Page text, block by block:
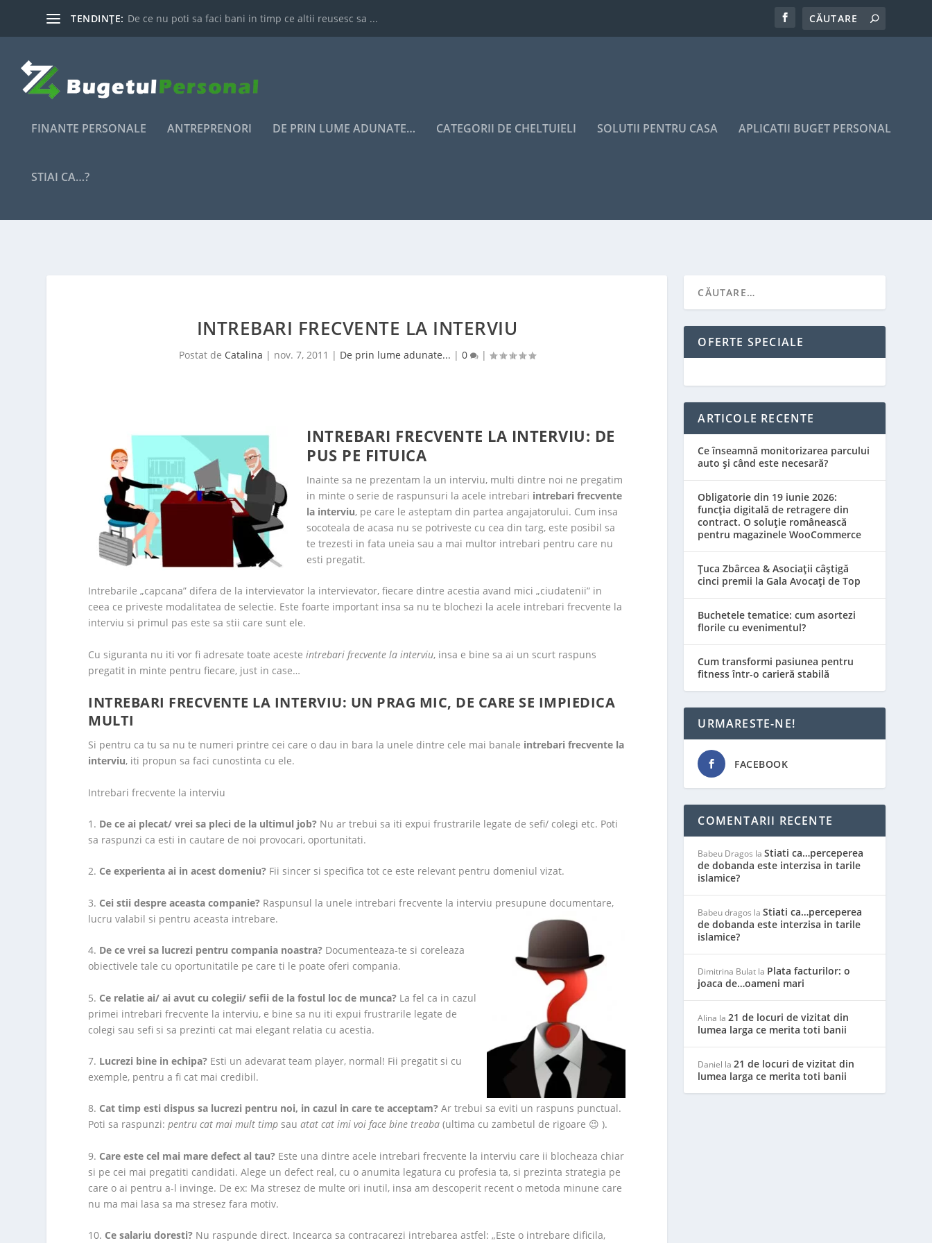
TENDINȚE: De ce nu poti sa faci bani in timp ce altii reusesc sa ...
FINANTE PERSONALE ANTREPRENORI DE PRIN LUME ADUNATE… CATEGORII DE CHELTUIELI SOLUTII PENTRU CASA APLICATII BUGET PERSONAL
STIAI CA…?
INTREBARI FRECVENTE LA INTERVIU
Postat de Catalina | nov. 7, 2011 | De prin lume adunate... | 0 |
INTREBARI FRECVENTE LA INTERVIU: DE
PUS PE FITUICA
Inainte sa ne prezentam la un interviu, multi dintre noi ne pregatim
in minte o serie de raspunsuri la acele intrebari intrebari frecvente
la interviu, pe care le asteptam din partea angajatorului. Cum insa
socoteala de acasa nu se potriveste cu cea din targ, este posibil sa
te trezesti in fata uneia sau a mai multor intrebari pentru care nu
esti pregatit.
Intrebarile „capcana” difera de la intervievator la intervievator, fiecare dintre acestia avand mici „ciudatenii” in
ceea ce priveste modalitatea de selectie. Este foarte important insa sa nu te blochezi la acele intrebari frecvente la
interviu si primul pas este sa stii care sunt ele.
Cu siguranta nu iti vor fi adresate toate acesteintrebari frecvente la interviu, insa e bine sa ai un scurt raspuns
pregatit in minte pentru fiecare, just in case…
INTREBARI FRECVENTE LA INTERVIU: UN PRAG MIC, DE CARE SE IMPIEDICA
MULTI
Si pentru ca tu sa nu te numeri printre cei care o dau in bara la unele dintre cele mai banale intrebari frecvente la
interviu, iti propun sa faci cunostinta cu ele.
Intrebari frecvente la interviu
1. De ce ai plecat/ vrei sa pleci de la ultimul job? Nu ar trebui sa iti expui frustrarile legate de sefi/ colegi etc. Poti
sa raspunzi ca esti in cautare de noi provocari, oportunitati.
2. Ce experienta ai in acest domeniu? Fii sincer si specifica tot ce este relevant pentru domeniul vizat.
3. Cei stii despre aceasta companie? Raspunsul la unele intrebari frecvente la interviu presupune documentare,
lucru valabil si pentru aceasta intrebare.
4. De ce vrei sa lucrezi pentru compania noastra? Documenteaza-te si coreleaza
obiectivele tale cu oportunitatile pe care ti le poate oferi compania.
5. Ce relatie ai/ ai avut cu colegii/ sefii de la fostul loc de munca? La fel ca in cazul
primei intrebari frecvente la interviu, e bine sa nu iti expui frustrarile legate de
colegi sau sefi si sa prezinti cat mai elegant relatia cu acestia.
7. Lucrezi bine in echipa? Esti un adevarat team player, normal! Fii pregatit si cu
exemple, pentru a fi cat mai credibil.
8. Cat timp esti dispus sa lucrezi pentru noi, in cazul in care te acceptam? Ar trebui sa eviti un raspuns punctual.
Poti sa raspunzi:pentru cat mai mult timp sauatat cat imi voi face bine treaba (ultima cu zambetul de rigoare 😉 ).
9. Care este cel mai mare defect al tau? Este una dintre acele intrebari frecvente la interviu care ii blocheaza chiar
si pe cei mai pregatiti candidati. Alege un defect real, cu o anumita legatura cu profesia ta, si prezinta strategia pe
care o ai pentru a-l invinge. De ex: Ma stresez de multe ori inutil, insa am descoperit recent o metoda minune care
nu ma mai lasa sa ma stresez fara motiv.
10. Ce salariu doresti? Nu raspunde direct. Incearca sa contracarezi intrebarea astfel: „Este o intrebare dificila,
OFERTE SPECIALE
ARTICOLE RECENTE
Ce înseamnă monitorizarea parcului
auto și când este necesară?
Obligatorie din 19 iunie 2026:
funcția digitală de retragere din
contract. O soluție românească
pentru magazinele WooCommerce
Țuca Zbârcea & Asociații câștigă
cinci premii la Gala Avocați de Top
Buchetele tematice: cum asortezi
florile cu evenimentul?
Cum transformi pasiunea pentru
fitness într-o carieră stabilă
URMARESTE-NE!
FACEBOOK
COMENTARII RECENTE
Babeu Dragos laStiati ca…perceperea
de dobanda este interzisa in tarile
islamice?
Babeu dragos laStiati ca…perceperea
de dobanda este interzisa in tarile
islamice?
Dimitrina Bulat la Plata facturilor: o
joaca de…oameni mari
Alina la21 de locuri de vizitat din
lumea larga ce merita toti banii
Daniel la21 de locuri de vizitat din
lumea larga ce merita toti banii